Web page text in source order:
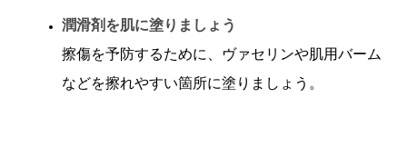
潤滑剤を肌に塗りましょう
擦傷を予防するために、ヴァセリンや肌用バーム
などを擦れやすい箇所に塗りましょう。